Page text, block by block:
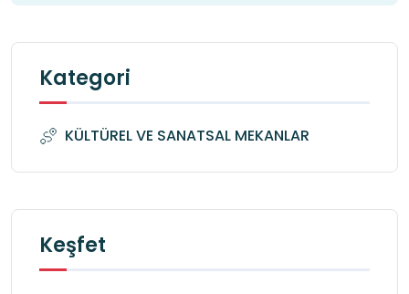
Kategori
KÜLTÜREL VE SANATSAL MEKANLAR
Keşfet